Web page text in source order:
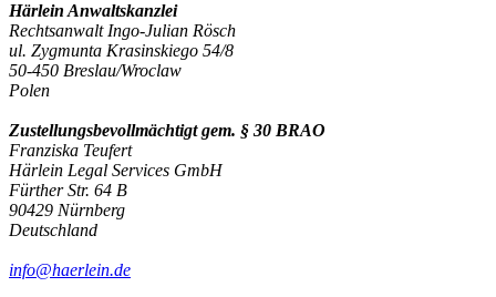
Härlein Anwaltskanzlei
Rechtsanwalt Ingo-Julian Rösch
ul. Zygmunta Krasinskiego 54/8
50-450 Breslau/Wroclaw
Polen
Zustellungsbevollmächtigt gem. § 30 BRAO
Franziska Teufert
Härlein Legal Services GmbH
Fürther Str. 64 B
90429 Nürnberg
Deutschland
info@haerlein.de